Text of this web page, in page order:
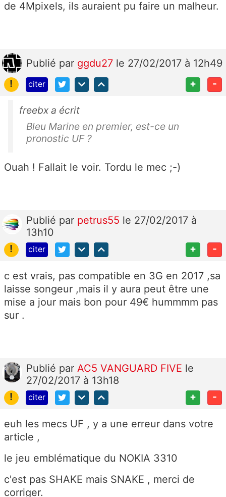
de 4Mpixels, ils auraient pu faire un malheur.
Publié par ggdu27 le 27/02/2017 à 12h49
!
citer + -
freebx a écrit
Bleu Marine en premier, est-ce un
pronostic UF ?
Ouah ! Fallait le voir. Tordu le mec ;-)
Publié par petrus55 le 27/02/2017 à
13h10
!
citer + -
c est vrais, pas compatible en 3G en 2017 ,sa
laisse songeur ,mais il y aura peut être une
mise a jour mais bon pour 49€ hummmm pas
sur .
Publié par AC5 VANGUARD FIVE le
27/02/2017 à 13h18
!
citer + -
euh les mecs UF , y a une erreur dans votre
article ,
le jeu emblématique du NOKIA 3310
c'est pas SHAKE mais SNAKE , merci de
corriger.